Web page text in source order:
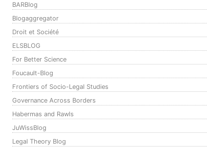
BARBlog
Blogaggregator
Droit et Société
ELSBLOG
For Better Science
Foucault-Blog
Frontiers of Socio-Legal Studies
Governance Across Borders
Habermas and Rawls
JuWissBlog
Legal Theory Blog